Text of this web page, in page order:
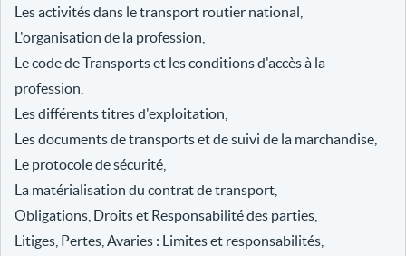
Les activités dans le transport routier national,
L'organisation de la profession,
Le code de Transports et les conditions d'accès à la
profession,
Les différents titres d'exploitation,
Les documents de transports et de suivi de la marchandise,
Le protocole de sécurité,
La matérialisation du contrat de transport,
Obligations, Droits et Responsabilité des parties,
Litiges, Pertes, Avaries : Limites et responsabilités,